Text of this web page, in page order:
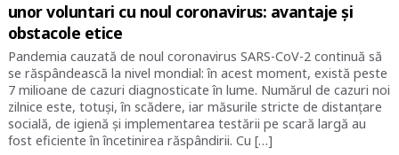
unor voluntari cu noul coronavirus: avantaje și
obstacole etice
Pandemia cauzată de noul coronavirus SARS-CoV-2 continuă să
se răspândească la nivel mondial: în acest moment, există peste
7 milioane de cazuri diagnosticate în lume. Numărul de cazuri noi
zilnice este, totuși, în scădere, iar măsurile stricte de distanțare
socială, de igienă și implementarea testării pe scară largă au
fost eficiente în încetinirea răspândirii. Cu […]